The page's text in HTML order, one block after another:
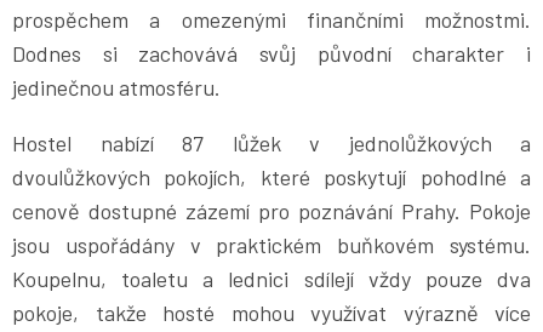
prospěchem a omezenými finančními možnostmi.
Dodnes si zachovává svůj původní charakter i
jedinečnou atmosféru.
Hostel nabízí 87 lůžek v jednolůžkových a
dvoulůžkových pokojích, které poskytují pohodlné a
cenově dostupné zázemí pro poznávání Prahy. Pokoje
jsou uspořádány v praktickém buňkovém systému.
Koupelnu, toaletu a lednici sdílejí vždy pouze dva
pokoje, takže hosté mohou využívat výrazně více